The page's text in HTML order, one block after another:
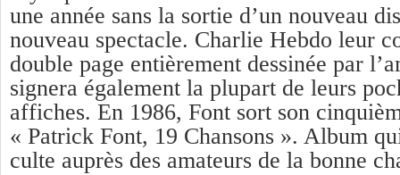
une année sans la sortie d’un nouveau
nouveau spectacle. Charlie Hebdo leur
double page entièrement dessinée par
signera également la plupart de leurs
affiches. En 1986, Font sort son
« Patrick Font, 19 Chansons ». Album
culte auprès des amateurs de la bonne